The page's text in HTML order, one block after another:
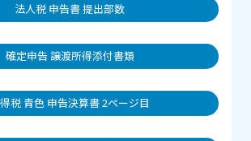
法人税 申告書 提出部数
確定申告 譲渡所得添付書類
税 青色 申告決算書 2ページ目